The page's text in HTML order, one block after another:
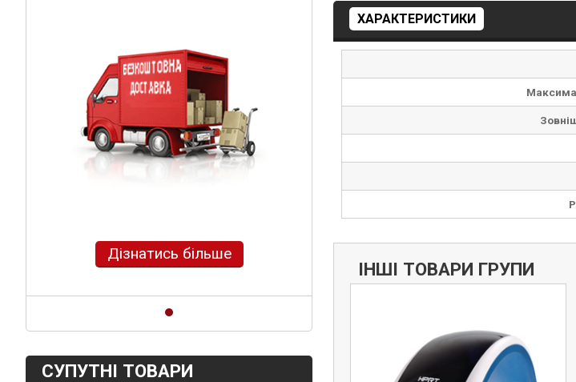
Дізнатись більше
СУПУТНІ ТОВАРИ
ХАРАКТЕРИСТИКИ
ІНШІ ТОВАРИ ГРУПИ